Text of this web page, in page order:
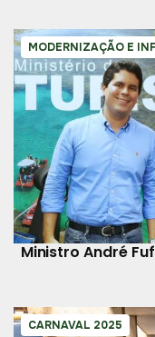
MODERNIZAÇÃO E
Ministro André
CARNAVAL 2025